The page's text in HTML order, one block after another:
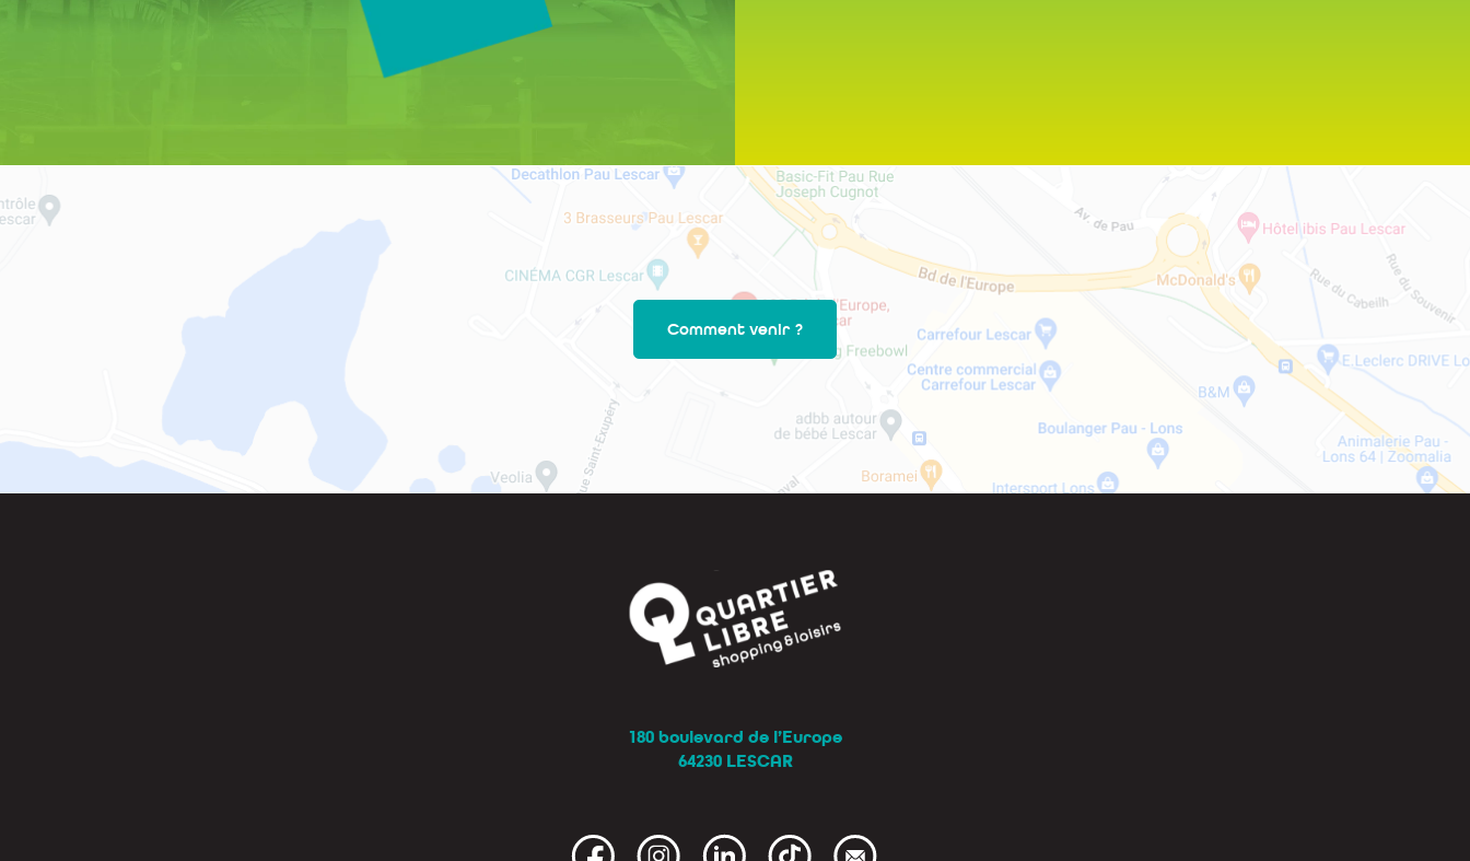
Comment venir ?
180 boulevard de l’Europe
64230 LESCAR